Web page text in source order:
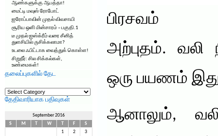
ஆண்களுக்கு ஆபத்தா!
மைட்டி மவுஸ் ரோபோட்
ஐரோப்பாவின் முதல் விவசாயி
சூரிய ஒளி மின்சாரம் – பகுதி.1
டீ முதல் ஐஸ்க்ரீம் வரை சீனித்
துளசியில் ருசிக்கலாமா?
உடலை ஃபிட்டாக வைத்துக் கொள்ள!
சிறுநீர்: சில சிக்கல்கள்,
உண்மைகள்!
தலைப்புகளில் தேட
தலைப்புகளில்
தேட
தேதிவாரியாக பதிவுகள்
September 2016
S
M W F
S
1
2 3
பிரசவம்
அற்புதம். வலி
ஒரு பயணம்
ஆனாலும்,